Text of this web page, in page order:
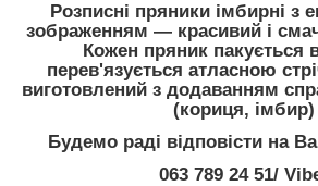
Розписні пряники імбирні з
зображенням ― красивий і
Кожен пряник пакується
перев'язується атласною
виготовлений з додаванням
(кориця, імбир)
Будемо раді відповісти на
063 789 24 51/